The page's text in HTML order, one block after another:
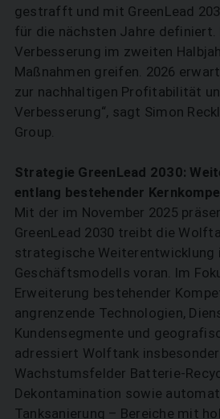
gestrafft und mit GreenLead
für die nächsten Jahre definiert.
Verbesserung im zweiten
Maßnahmen greifen. 2026
zur nachhaltigen Profitabilität
Verbesserung“, sagt Simon
Group.
Strategie GreenLead 2030:
entlang ­bestehender
Mit der im November 2025
GreenLead 2030 treibt die
strategische Weiterentwicklung
Geschäftsmodells voran. Im
Erweiterung bestehender
angrenzende Technologien,
Kundensegmente und
adressiert Wolftank
Wachstumsfelder Batterie-
Dekontamination sowie
Tanksanierung – Bereiche mit